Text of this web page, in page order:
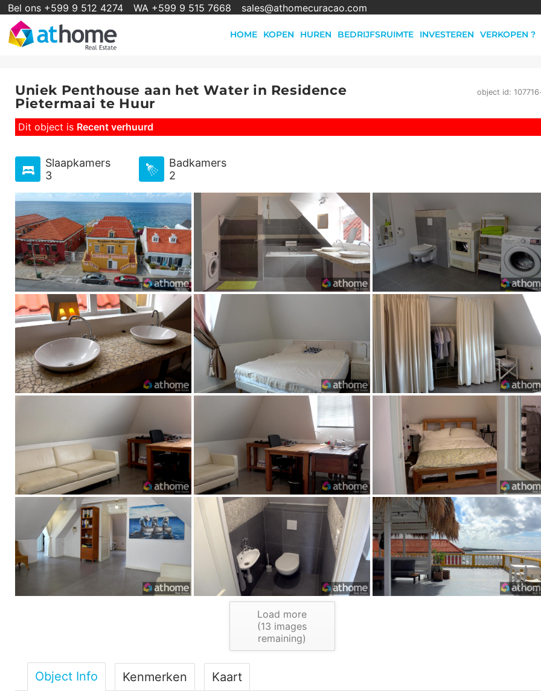
Bel ons +599 9 512 4274 WA +599 9 515 7668 sales@athomecuracao.com
HOME KOPEN HUREN BEDRIJFSRUIMTE INVESTEREN VERKOPEN ?
Uniek Penthouse aan het Water in Residence
Pietermaai te Huur
object id:
Dit object is Recent verhuurd
Slaapkamers
3
Badkamers
2
Load more
(13 images
remaining)
Object Info Kenmerken Kaart